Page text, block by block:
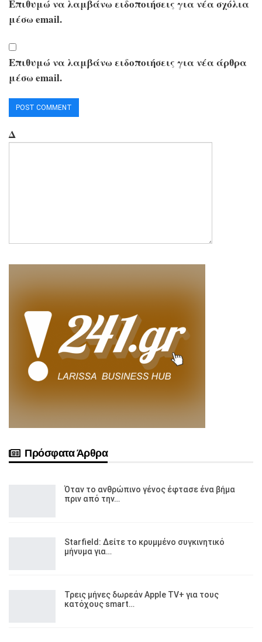
Επιθυμώ να λαμβάνω ειδοποιήσεις για νέα σχόλια
μέσω email.
Επιθυμώ να λαμβάνω ειδοποιήσεις για νέα άρθρα
μέσω email.
Δ
Πρόσφατα Άρθρα
Όταν το ανθρώπινο γένος έφτασε ένα βήμα
πριν από την…
Starfield: Δείτε το κρυμμένο συγκινητικό
μήνυμα για…
Τρεις μήνες δωρεάν Apple TV+ για τους
κατόχους smart…